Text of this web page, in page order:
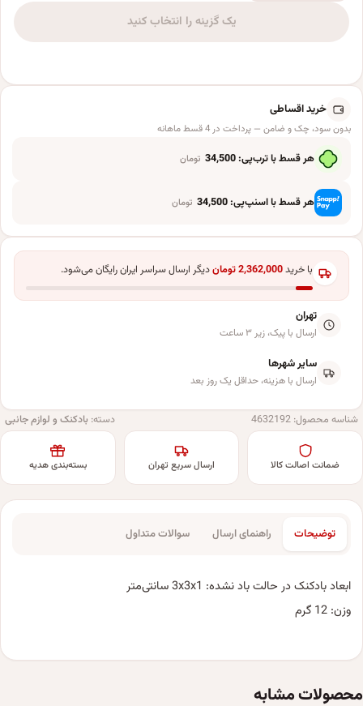
یک گزینه را انتخاب کنید
خرید اقساطی
بدون سود، چک و ضامن — پرداخت در 4 قسط ماهانه
هر قسط با ترب‌پی:34,500 تومان
هر قسط با اسنپ‌پی:34,500 تومان
با خرید2,362,000توماندیگر ارسال سراسر ایران رایگان می‌شود.
تهران
ارسال با پیک، زیر ۳ ساعت
سایر شهرها
ارسال با هزینه، حداقل یک روز بعد
شناسه محصول: 4632192 دسته: بادکنک و لوازم جانبی
ضمانت اصالت کالا ارسال سریع تهران بسته‌بندی هدیه
توضیحات راهنمای ارسال سوالات متداول
ابعاد بادکنک در حالت باد نشده: 3x3x1 سانتی‌متر
وزن: 12 گرم
محصولات مشابه